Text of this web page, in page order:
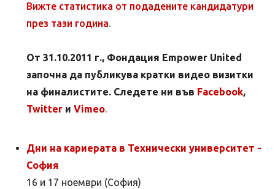
Вижте статистика от подадените кандидатури
през тази година.
От 31.10.2011 г., Фондация Empower United
започна да публикува кратки видео визитки
на финалистите. Следете ни във Facebook,
Twitter и Vimeo.
Дни на кариерата в Технически университет -
София
16 и 17 ноември (София)